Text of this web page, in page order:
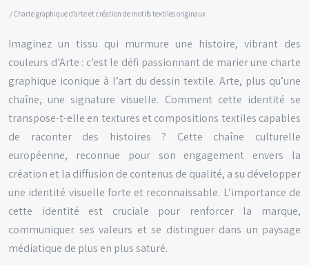
/ Charte graphique d’arte et création de motifs textiles originaux
Imaginez un tissu qui murmure une histoire, vibrant des
couleurs d’Arte : c’est le défi passionnant de marier une charte
graphique iconique à l’art du dessin textile. Arte, plus qu’une
chaîne, une signature visuelle. Comment cette identité se
transpose-t-elle en textures et compositions textiles capables
de raconter des histoires ? Cette chaîne culturelle
européenne, reconnue pour son engagement envers la
création et la diffusion de contenus de qualité, a su développer
une identité visuelle forte et reconnaissable. L’importance de
cette identité est cruciale pour renforcer la marque,
communiquer ses valeurs et se distinguer dans un paysage
médiatique de plus en plus saturé.